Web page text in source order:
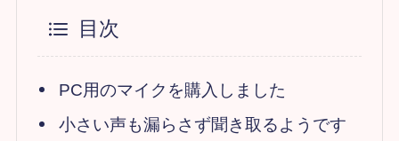
目次
PC用のマイクを購入しました
小さい声も漏らさず聞き取るようです